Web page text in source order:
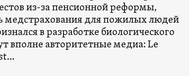
из-за пенсионной реформы,
медстрахования для пожилых людей
в разработке биологического
вполне авторитетные медиа: Le